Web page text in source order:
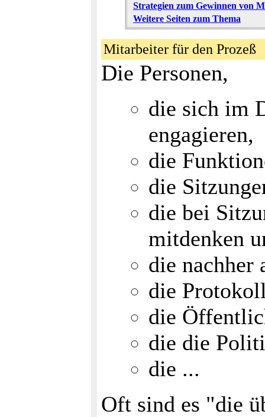
Strategien zum Gewinnen von
Weitere Seiten zum Thema
Mitarbeiter für den
Die Personen,
die sich im
engagieren,
die
die
die bei
mitdenken
die nachher
die
die
die die
die ...
Oft sind es "die